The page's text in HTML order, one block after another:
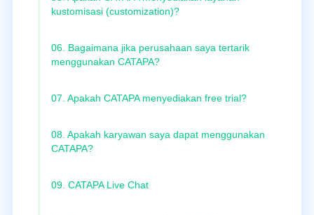
kustomisasi (customization)?
06. Bagaimana jika perusahaan saya tertarik
menggunakan CATAPA?
07. Apakah CATAPA menyediakan free trial?
08. Apakah karyawan saya dapat menggunakan
CATAPA?
09. CATAPA Live Chat